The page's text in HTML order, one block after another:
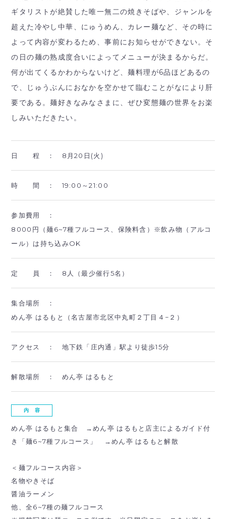
ギタリストが絶賛した唯一無二の焼きそばや、ジャンルを
超えた冷やし中華、にゅうめん、カレー麺など、その時に
よって内容が変わるため、事前にお知らせができない。そ
の日の麺の熟成度合いによってメニューが決まるからだ。
何が出てくるかわからないけど、麺料理が6品ほどあるの
で、じゅうぶんにおなかを空かせて臨むことがなにより肝
要である。麺好きなみなさまに、ぜひ変態麺の世界をお楽
しみいただきたい。
日 程 ： 8月20日(火)
時 間 ： 19:00～21:00
参加費用 ：
8000円（麺6~7種フルコース、保険料含）※飲み物（アルコ
ール）は持ち込みOK
定 員 ： 8人（最少催行5名）
集合場所 ：
めん亭 はるもと（名古屋市北区中丸町２丁目４−２）
アクセス ： 地下鉄「庄内通」駅より徒歩15分
解散場所 ： めん亭 はるもと
内 容
めん亭 はるもと集合 →めん亭 はるもと店主によるガイド付
き「麺6~7種フルコース」 →めん亭 はるもと解散
＜麺フルコース内容＞
名物やきそば
醤油ラーメン
他、全6~7種の麺フルコース